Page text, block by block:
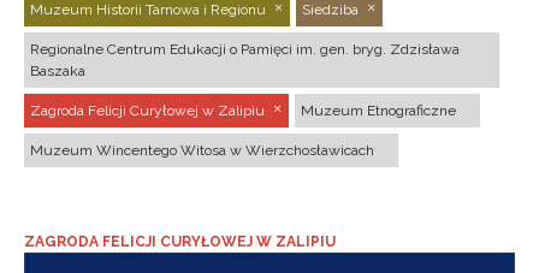
Muzeum Historii Tarnowa i Regionu Siedziba
Regionalne Centrum Edukacji o Pamięci im. gen. bryg. Zdzisława
Baszaka
Zagroda Felicji Curyłowej w Zalipiu Muzeum Etnograficzne
Muzeum Wincentego Witosa w Wierzchosławicach
ZAGRODA FELICJI CURYŁOWEJ W ZALIPIU